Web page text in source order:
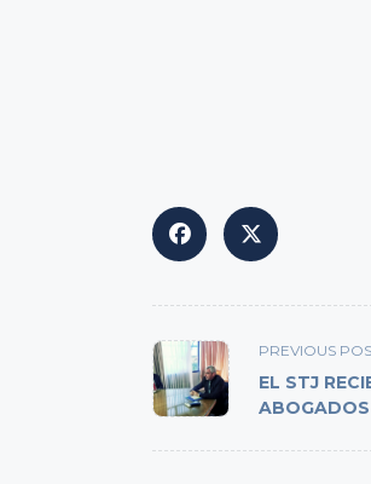
<span
class="nav-
subtitle
PREVIOUS
EL STJ